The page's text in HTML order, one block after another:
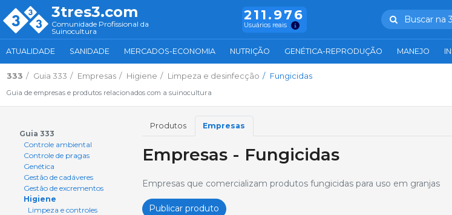
3tres3.com
Comunidade Profissional da
Suinocultura
211.976
Usuários reais
Buscar na
ATUALIDADE SANIDADE MERCADOS-ECONOMIA NUTRIÇÃO GENÉTICA-REPRODUÇÃO MANEJO
333 Guia 333 Empresas Higiene Limpeza e desinfecção Fungicidas
Guia de empresas e produtos relacionados com a suinocultura
Guia 333
Controle ambiental
Controle de pragas
Genética
Gestão de cadáveres
Gestão de excrementos
Higiene
Limpeza e controles
Produtos Empresas
Empresas - Fungicidas
Empresas que comercializam produtos fungicidas para uso em granjas
Publicar produto